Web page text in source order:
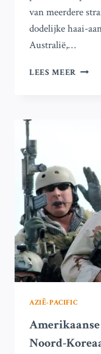
van meerdere
dodelijke haai-
Australië,…
LEES MEER HAAI-
AZIË-PACIFIC
Amerikaanse
Noord-